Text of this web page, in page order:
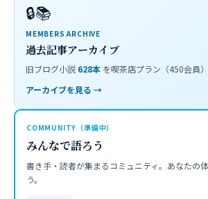
🔒📚
MEMBERS ARCHIVE
過去記事アーカイブ
旧ブログ小説 628本 を喫茶店プラン（450会員
アーカイブを見る →
COMMUNITY（準備中）
みんなで語ろう
書き手・読者が集まるコミュニティ。あなたの
う。